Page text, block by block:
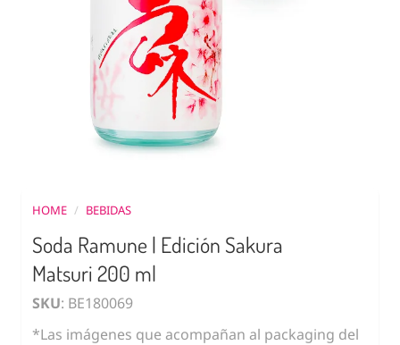
HOME / BEBIDAS
Soda Ramune | Edición Sakura
Matsuri 200 ml
SKU: BE180069
*Las imágenes que acompañan al packaging del